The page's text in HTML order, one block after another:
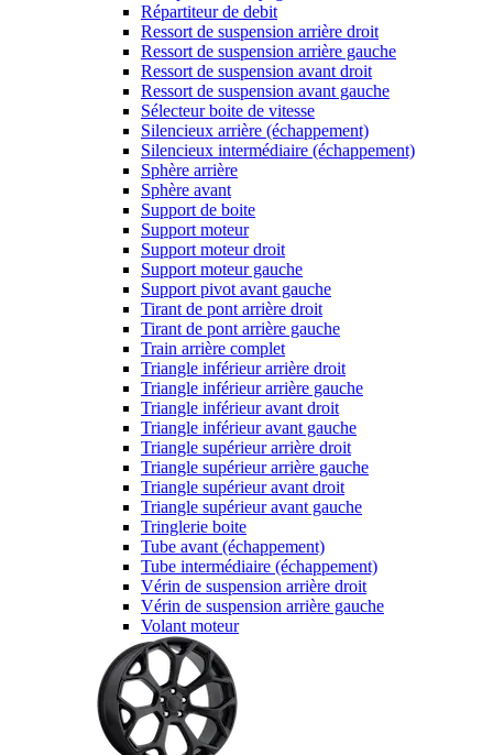
Répartiteur de debit
Ressort de suspension arrière droit
Ressort de suspension arrière gauche
Ressort de suspension avant droit
Ressort de suspension avant gauche
Sélecteur boite de vitesse
Silencieux arrière (échappement)
Silencieux intermédiaire (échappement)
Sphère arrière
Sphère avant
Support de boite
Support moteur
Support moteur droit
Support moteur gauche
Support pivot avant gauche
Tirant de pont arrière droit
Tirant de pont arrière gauche
Train arrière complet
Triangle inférieur arrière droit
Triangle inférieur arrière gauche
Triangle inférieur avant droit
Triangle inférieur avant gauche
Triangle supérieur arrière droit
Triangle supérieur arrière gauche
Triangle supérieur avant droit
Triangle supérieur avant gauche
Tringlerie boite
Tube avant (échappement)
Tube intermédiaire (échappement)
Vérin de suspension arrière droit
Vérin de suspension arrière gauche
Volant moteur